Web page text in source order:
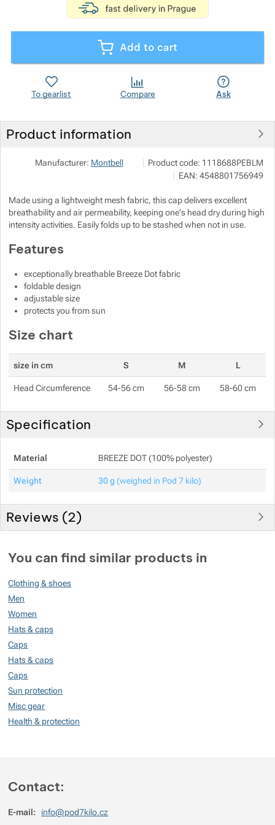
Add to cart
To gearlist Compare Ask
Product information
Manufacturer: Montbell Show more
Pod 7 kilo
Milady Horákové 546/50, 17000
info@pod7kilo.cz
Product code: 1118688PEBLM
EAN: 4548801756949
Made using a lightweight mesh fabric, this cap delivers excellent
breathability and air permeability, keeping one's head dry during high
intensity activities. Easily folds up to be stashed when not in use.
Features
exceptionally breathable Breeze Dot fabric
foldable design
adjustable size
protects you from sun
Size chart
size in cm S M L
Head Circumference 54-56 cm 56-58 cm 58-60 cm
Specification
Material BREEZE DOT (100% polyester)
Weight 30 g (weighed in Pod 7 kilo)
Reviews (2)
100%
Rating(How do we rate products?
Reviews with ratings
Reviews with ratings
0%
Reviews with ratings
0%
Reviews with ratings
0%
Reviews
You can find similar products in
Clothing & shoes
Men
Women
Hats & caps
Caps
Hats & caps
Caps
Sun protection
Misc gear
Health & protection
Show more
Show more
Show more
Show more
Show more
Contact:
E-mail:
info@pod7kilo.cz